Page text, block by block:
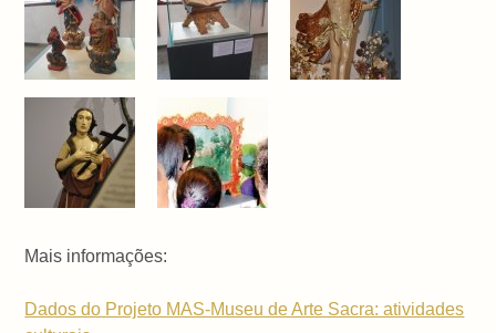
Mais informações:
Dados do Projeto MAS-Museu de Arte Sacra: atividades